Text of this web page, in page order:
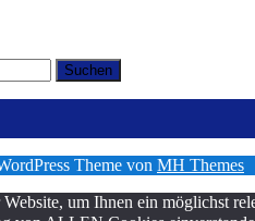
Theme von MH Themes
um Ihnen ein möglichst